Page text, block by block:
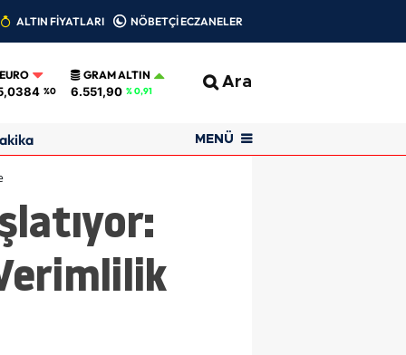
ALTIN FİYATLARI NÖBETÇİ ECZANELER
EURO
%0
GRAM ALTIN
6.551,90 % 0,91 Ara
MENÜ